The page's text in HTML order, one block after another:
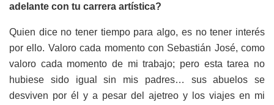
adelante con tu carrera artística?
Quien dice no tener tiempo para algo, es no tener interés
por ello. Valoro cada momento con Sebastián José, como
valoro cada momento de mi trabajo; pero esta tarea no
hubiese sido igual sin mis padres… sus abuelos se
desviven por él y a pesar del ajetreo y los viajes en mi